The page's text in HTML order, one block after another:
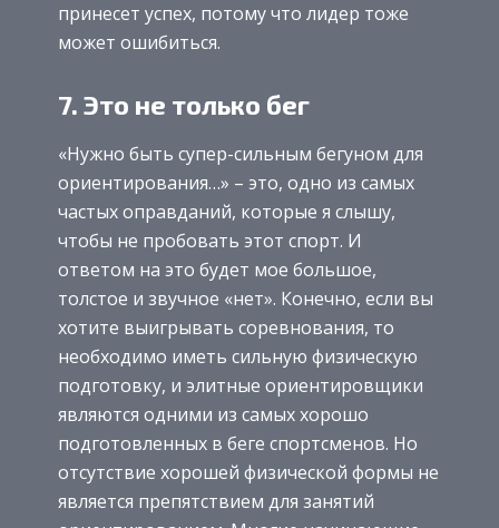
принесет успех, потому что лидер тоже
может ошибиться.
7. Это не только бег
«Нужно быть супер-сильным бегуном для
ориентирования…» – это, одно из самых
частых оправданий, которые я слышу,
чтобы не пробовать этот спорт. И
ответом на это будет мое большое,
толстое и звучное «нет». Конечно, если вы
хотите выигрывать соревнования, то
необходимо иметь сильную физическую
подготовку, и элитные ориентировщики
являются одними из самых хорошо
подготовленных в беге спортсменов. Но
отсутствие хорошей физической формы не
является препятствием для занятий